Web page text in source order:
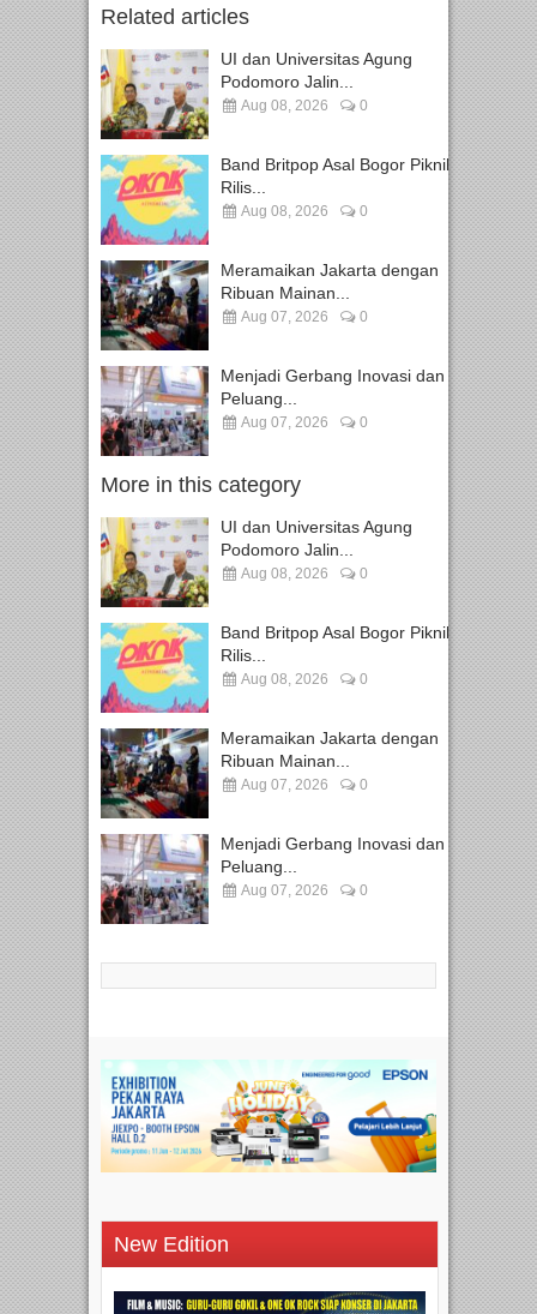
Related articles
UI dan Universitas Agung
Podomoro Jalin...
Aug 08, 2026 0
Band Britpop Asal Bogor Piknik
Rilis...
Aug 08, 2026 0
Meramaikan Jakarta dengan
Ribuan Mainan...
Aug 07, 2026 0
Menjadi Gerbang Inovasi dan
Peluang...
Aug 07, 2026 0
More in this category
UI dan Universitas Agung
Podomoro Jalin...
Aug 08, 2026 0
Band Britpop Asal Bogor Piknik
Rilis...
Aug 08, 2026 0
Meramaikan Jakarta dengan
Ribuan Mainan...
Aug 07, 2026 0
Menjadi Gerbang Inovasi dan
Peluang...
Aug 07, 2026 0
New Edition